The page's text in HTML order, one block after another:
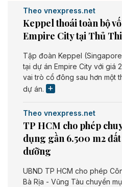
Theo vnexpress.net
Keppel thoái toàn bộ
Empire City tại Thủ
Tập đoàn Keppel
tại dự án Empire City với giá
vai trò cổ đông sau hơn một
dự án.
Theo vnexpress.net
TP HCM cho phép
dụng gần 6.500 m2
dưỡng
UBND TP HCM cho phép
Bà Rịa - Vũng Tàu chuyển